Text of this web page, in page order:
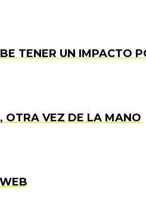
TENER UN IMPACTO
OTRA VEZ DE LA MANO